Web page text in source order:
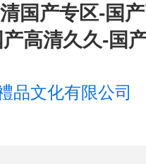
国产专区-国
高清久久-国
品文化有限公司